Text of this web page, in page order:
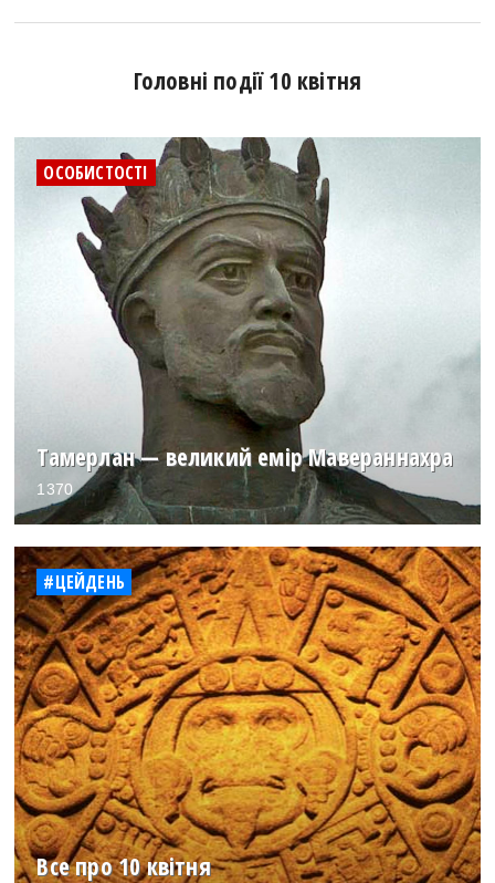
Головні події 10 квітня
ОСОБИСТОСТІ
Тамерлан — великий емір Мавераннахра
1370
#ЦЕЙДЕНЬ
Все про 10 квітня